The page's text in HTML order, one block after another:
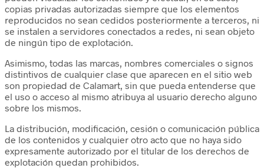
copias privadas autorizadas siempre que los elementos
reproducidos no sean cedidos posteriormente a terceros, ni
se instalen a servidores conectados a redes, ni sean objeto
de ningún tipo de explotación.
Asimismo, todas las marcas, nombres comerciales o signos
distintivos de cualquier clase que aparecen en el sitio web
son propiedad de Calamart, sin que pueda entenderse que
el uso o acceso al mismo atribuya al usuario derecho alguno
sobre los mismos.
La distribución, modificación, cesión o comunicación pública
de los contenidos y cualquier otro acto que no haya sido
expresamente autorizado por el titular de los derechos de
explotación quedan prohibidos.